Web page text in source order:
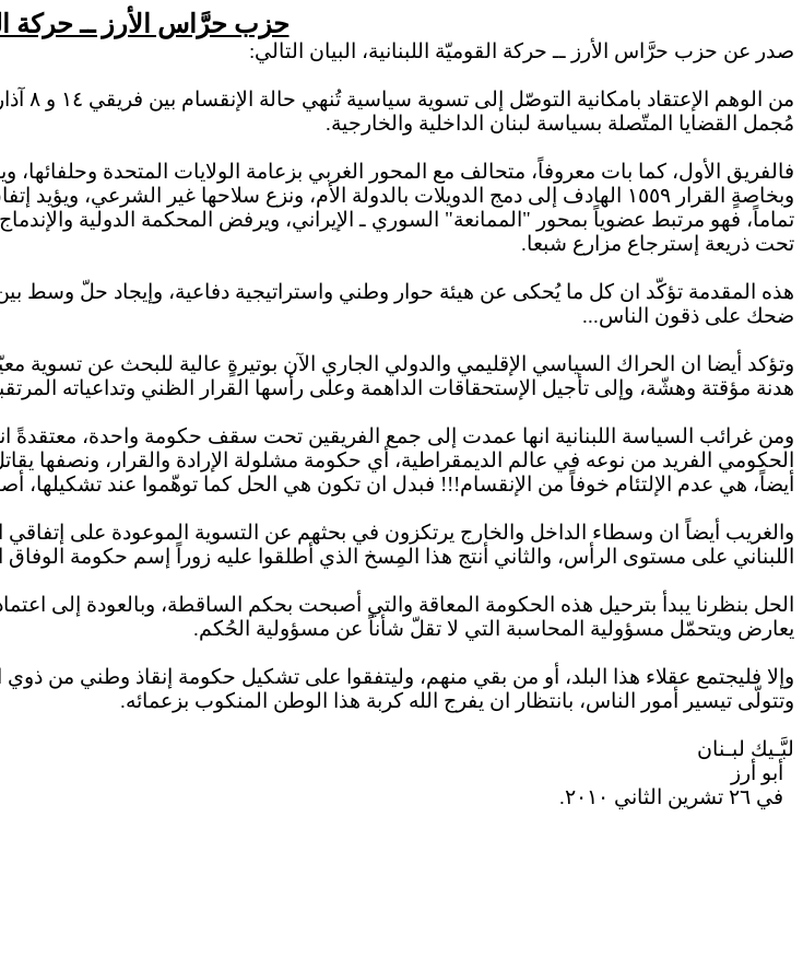
حزب حرَّاس الأرز ــ حركة
صدر عن حزب حرَّاس الأرز ــ حركة القوميّة اللبنانية، البيان التالي:
من الوهم الإعتقاد بامكانية التوصّل إلى تسوية سياسية تُنهي حالة الإنقسام بين فريقي ١٤ و ٨ آذار، إذ
مُجمل القضايا المتّصلة بسياسة لبنان الداخلية والخارجية.
فالفريق الأول، كما بات معروفاً، متحالف مع المحور الغربي بزعامة الولايات المتحدة وحلفائها،
وبخاصةٍ القرار ١٥٥٩ الهادف إلى دمج الدويلات بالدولة الأم، ونزع سلاحها غير الشرعي، ويؤيد
تماماً، فهو مرتبط عضوياً بمحور "الممانعة" السوري ـ الإيراني، ويرفض المحكمة الدولية والإندماج
تحت ذريعة إسترجاع مزارع شبعا.
هذه المقدمة تؤكّد ان كل ما يُحكى عن هيئة حوار وطني واستراتيجية دفاعية، وإيجاد حلّ وسط بين
ضحك على ذقون الناس...
وتؤكد أيضا ان الحراك السياسي الإقليمي والدولي الجاري الآن بوتيرةٍ عالية للبحث عن
هدنة مؤقتة وهشّة، وإلى تأجيل
الإستحقاقات الداهمة وعلى رأسها القرار الظني وتداعياته
ومن غرائب السياسة اللبنانية انها عمدت إلى جمع الفريقين تحت سقف حكومة واحدة، معتقدةً
الحكومي الفريد من نوعه في عالم الديمقراطية، أي حكومة مشلولة الإرادة والقرار، ونصفها
أيضاً، هي عدم
الإلتئام خوفاً من الإنقسام!!! فبدل ان تكون هي الحل كما توهّموا عند تشكيلها،
والغريب أيضاً ان وسطاء الداخل والخارج يرتكزون في بحثهم عن التسوية الموعودة على إتفاقي
اللبناني على مستوى الرأس، والثاني أنتج هذا المِسخ الذي أطلقوا عليه زوراً
إسم حكومة الوفاق
الحل بنظرنا يبدأ بترحيل هذه الحكومة المعاقة والتي أصبحت بحكم الساقطة، وبالعودة إلى
يعارض ويتحمّل مسؤولية المحاسبة التي لا تقلّ شأناً عن مسؤولية الحُكم.
وإلا فليجتمع عقلاء هذا البلد، أو من بقي منهم، وليتفقوا على تشكيل حكومة إنقاذ وطني من ذوي
وتتولّى تيسير أمور الناس، بانتظار
ان يفرج الله كربة هذا الوطن المنكوب بزعمائه.
لبَّـيك لبـنان
أبو أرز
في ٢٦ تشرين الثاني ٢٠١٠.